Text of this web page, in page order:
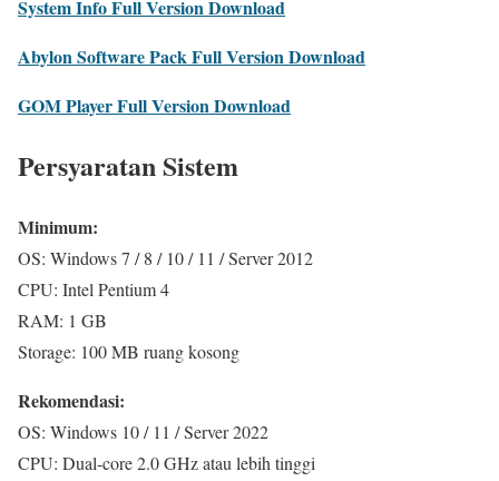
System Info Full Version Download
Abylon Software Pack Full Version Download
GOM Player Full Version Download
Persyaratan Sistem
Minimum:
OS: Windows 7 / 8 / 10 / 11 / Server 2012
CPU: Intel Pentium 4
RAM: 1 GB
Storage: 100 MB ruang kosong
Rekomendasi:
OS: Windows 10 / 11 / Server 2022
CPU: Dual-core 2.0 GHz atau lebih tinggi